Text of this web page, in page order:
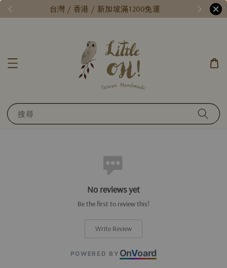
每月15號，小確幸日 // 全館限時免運 //
搜尋
No reviews yet
Be the first to review this!
Write Review
POWERED BY OnVoard